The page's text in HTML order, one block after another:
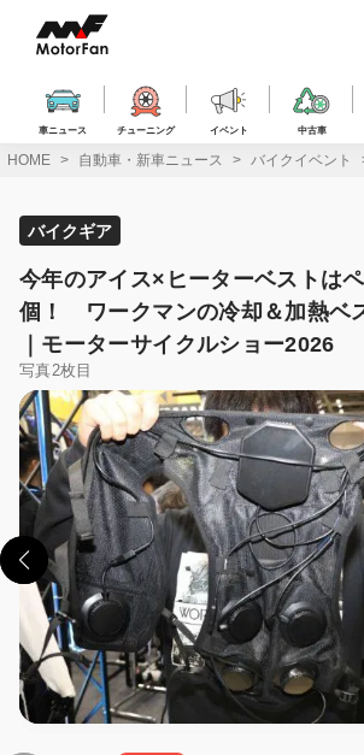
ス
車ニュース チューニング イベント 中古車
HOME 自動車・新車ニュース バイクイベント
バイクギア
今年のアイス×ヒーターベストは
個！ ワークマンの冷却＆加熱ベ
｜モーターサイクルショー2026
写真2枚目
この画像の記事を読む